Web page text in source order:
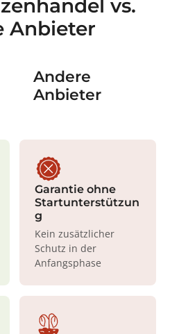
vs.
Anbieter
Andere
Anbieter
Garantie ohne
Startunterstützun
g
Kein zusätzlicher
Schutz in der
Anfangsphase